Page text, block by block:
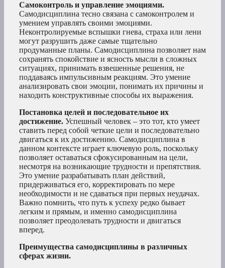
Самоконтроль и управление эмоциями.
Самодисциплина тесно связана с самоконтролем и
умением управлять своими эмоциями.
Неконтролируемые вспышки гнева, страха или лени
могут разрушить даже самые тщательно
продуманные планы. Самодисциплина позволяет нам
сохранять спокойствие и ясность мысли в сложных
ситуациях, принимать взвешенные решения, не
поддаваясь импульсивным реакциям. Это умение
анализировать свои эмоции, понимать их причины и
находить конструктивные способы их выражения.
Постановка целей и последовательное их
достижение. Успешный человек – это тот, кто умеет
ставить перед собой четкие цели и последовательно
двигаться к их достижению. Самодисциплина в
данном контексте играет ключевую роль, поскольку
позволяет оставаться сфокусированным на цели,
несмотря на возникающие трудности и препятствия.
Это умение разрабатывать план действий,
придерживаться его, корректировать по мере
необходимости и не сдаваться при первых неудачах.
Важно помнить, что путь к успеху редко бывает
легким и прямым, и именно самодисциплина
позволяет преодолевать трудности и двигаться
вперед.
Преимущества самодисциплины в различных
сферах жизни.